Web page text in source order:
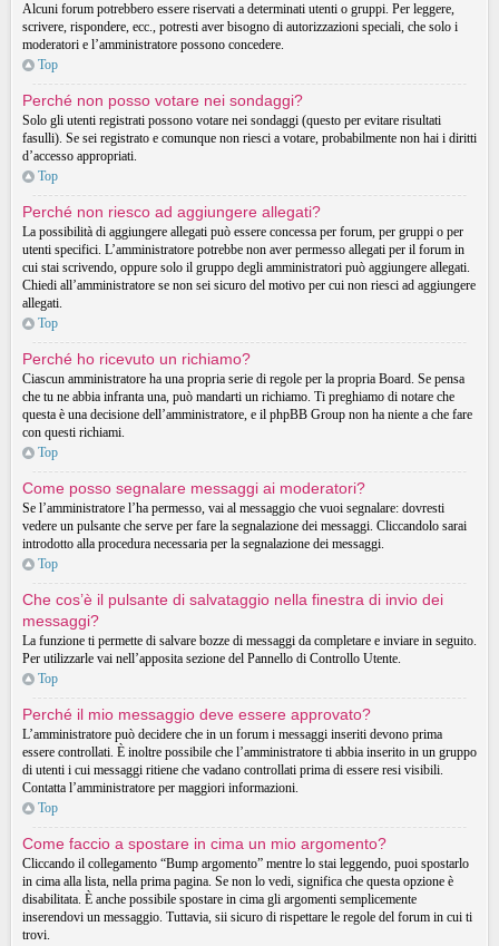
Alcuni forum potrebbero essere riservati a determinati utenti o gruppi. Per leggere,
scrivere, rispondere, ecc., potresti aver bisogno di autorizzazioni speciali, che solo i
moderatori e l’amministratore possono concedere.
Top
Perché non posso votare nei sondaggi?
Solo gli utenti registrati possono votare nei sondaggi (questo per evitare risultati
fasulli). Se sei registrato e comunque non riesci a votare, probabilmente non hai i diritti
d’accesso appropriati.
Top
Perché non riesco ad aggiungere allegati?
La possibilità di aggiungere allegati può essere concessa per forum, per gruppi o per
utenti specifici. L’amministratore potrebbe non aver permesso allegati per il forum in
cui stai scrivendo, oppure solo il gruppo degli amministratori può aggiungere allegati.
Chiedi all’amministratore se non sei sicuro del motivo per cui non riesci ad aggiungere
allegati.
Top
Perché ho ricevuto un richiamo?
Ciascun amministratore ha una propria serie di regole per la propria Board. Se pensa
che tu ne abbia infranta una, può mandarti un richiamo. Ti preghiamo di notare che
questa è una decisione dell’amministratore, e il phpBB Group non ha niente a che fare
con questi richiami.
Top
Come posso segnalare messaggi ai moderatori?
Se l’amministratore l’ha permesso, vai al messaggio che vuoi segnalare: dovresti
vedere un pulsante che serve per fare la segnalazione dei messaggi. Cliccandolo sarai
introdotto alla procedura necessaria per la segnalazione dei messaggi.
Top
Che cos’è il pulsante di salvataggio nella finestra di invio dei
messaggi?
La funzione ti permette di salvare bozze di messaggi da completare e inviare in seguito.
Per utilizzarle vai nell’apposita sezione del Pannello di Controllo Utente.
Top
Perché il mio messaggio deve essere approvato?
L’amministratore può decidere che in un forum i messaggi inseriti devono prima
essere controllati. È inoltre possibile che l’amministratore ti abbia inserito in un gruppo
di utenti i cui messaggi ritiene che vadano controllati prima di essere resi visibili.
Contatta l’amministratore per maggiori informazioni.
Top
Come faccio a spostare in cima un mio argomento?
Cliccando il collegamento “Bump argomento” mentre lo stai leggendo, puoi spostarlo
in cima alla lista, nella prima pagina. Se non lo vedi, significa che questa opzione è
disabilitata. È anche possibile spostare in cima gli argomenti semplicemente
inserendovi un messaggio. Tuttavia, sii sicuro di rispettare le regole del forum in cui ti
trovi.